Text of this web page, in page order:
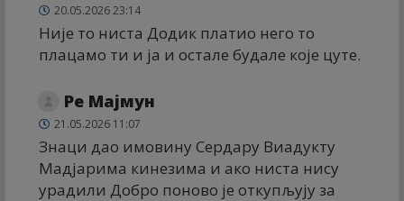
20.05.2026 23:14
Није то ниста Додик платио него то
плацамо ти и ја и остале будале које цуте.
Ре Мајмун
21.05.2026 11:07
Знаци дао имовину Сердару Виадукту
Мадјарима кинезима и ако ниста нису
урадили Добро поново је откупљују за